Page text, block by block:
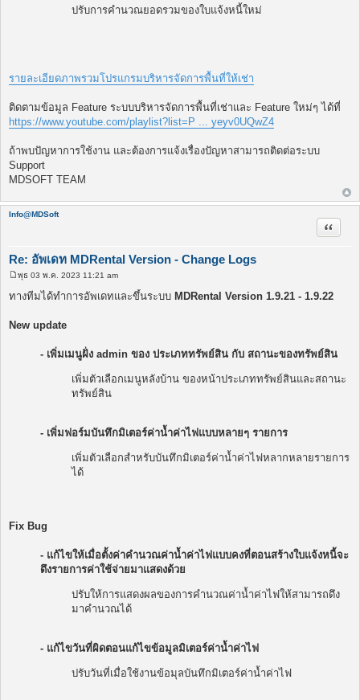
ปรับการคำนวณยอดรวมของใบแจ้งหนี้ใหม่
รายละเอียดภาพรวมโปรแกรมบริหารจัดการพื้นที่ให้เช่า
ติดตามข้อมูล Feature ระบบบริหารจัดการพื้นที่เช่าและ Feature ใหม่ๆ ได้ที่
https://www.youtube.com/playlist?list=P ... yeyv0UQwZ4
ถ้าพบปัญหาการใช้งาน และต้องการแจ้งเรื่องปัญหาสามารถติดต่อระบบ
Support
MDSOFT TEAM
Info@MDSoft
Re: อัพเดท MDRental Version - Change Logs
อ้างคำ
โ
พ
ส
พุธ 03 พ.ค. 2023 11:21 am
ทางทีมได้ทำการอัพเดทและขึ้นระบบ MDRental Version 1.9.21 - 1.9.22
New update
- เพิ่มเมนูฝั่ง admin ของ ประเภททรัพย์สิน กับ สถานะของทรัพย์สิน
เพิ่มตัวเลือกเมนูหลังบ้าน ของหน้าประเภททรัพย์สินและสถานะ
ทรัพย์สิน
- เพิ่มฟอร์มบันทึกมิเตอร์ค่าน้ำค่าไฟแบบหลายๆ รายการ
เพิ่มตัวเลือกสำหรับบันทึกมิเตอร์ค่าน้ำค่าไฟหลากหลายรายการ
ได้
Fix Bug
- แก้ไขให้เมื่อตั้งค่าคำนวณค่าน้ำค่าไฟแบบคงที่ตอนสร้างใบแจ้งหนี้จะ
ดึงรายการค่าใช้จ่ายมาแสดงด้วย
ปรับให้การแสดงผลของการคำนวณค่าน้ำค่าไฟให้สามารถดึง
มาคำนวณได้
- แก้ไขวันที่ผิดตอนแก้ไขข้อมูลมิเตอร์ค่าน้ำค่าไฟ
ปรับวันที่เมื่อใช้งานข้อมุลบันทึกมิเตอร์ค่าน้ำค่าไฟ